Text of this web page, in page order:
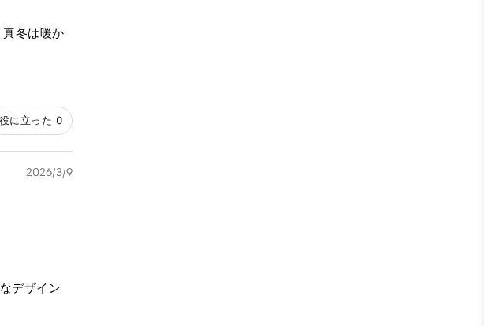
冬は暖か
役に立った 0
2026/3/9
デザイン